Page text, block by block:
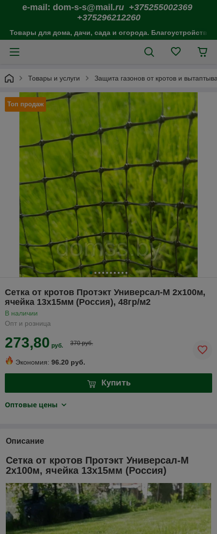
e-mail: dom-s-s@mail .ru +375255002369
+375296212260
Товары для дома, дачи, сада и огорода. Благоустройство
Товары и услуги Защита газонов от кротов и
Топ продаж
Сетка от кротов Протэкт Универсал-М 2х100м,
ячейка 13х15мм (Россия), 48гр/м2
В наличии
Опт и розница
273,80 руб. 370 руб.
Экономия: 96.20 руб.
Купить
Оптовые цены
Описание
Сетка от кротов Протэкт Универсал-М
2х100м, ячейка 13х15мм (Россия)